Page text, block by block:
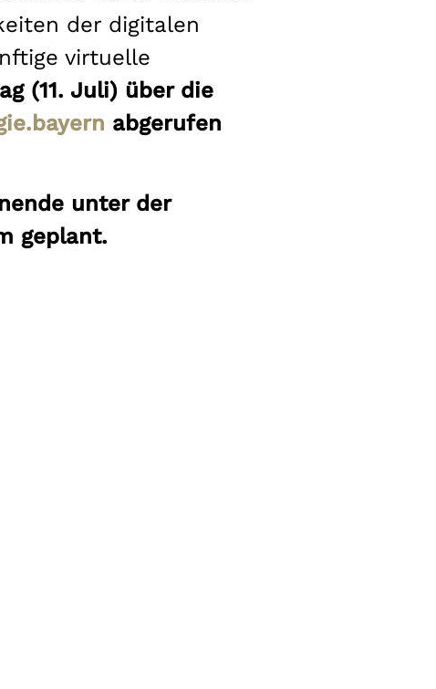
der digitalen
virtuelle
(11. Juli) über die
abgerufen
unter der
geplant.